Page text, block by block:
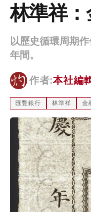
林準祥
以歷史循環周期
年間。
作者:本社編
匯豐銀行 林準祥 金